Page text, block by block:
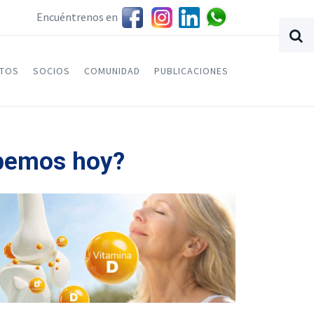
Encuéntrenos en
SOCIOS COMUNIDAD PUBLICACIONES
hoy?